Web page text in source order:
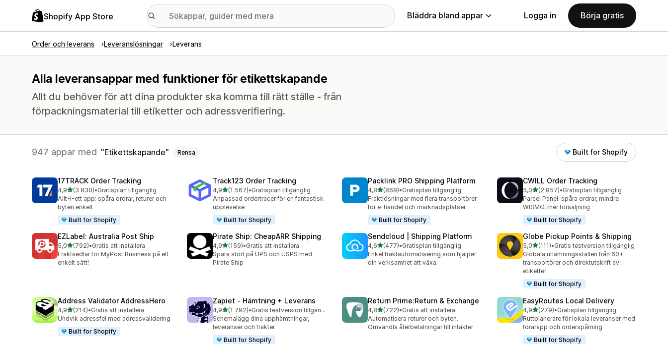
Shopify App Store Bläddra bland appar Logga in Börja gratis
Order och leverans Leveranslösningar Leverans
Alla leveransappar med funktioner för etikettskapande
Allt du behöver för att dina produkter ska komma till rätt ställe - från
förpackningsmaterial till etiketter och adressverifiering.
947 appar med Etikettskapande Rensa Built for Shopify
17TRACK Order Tracking
4,9av 5 stjärnor
(3 830)
3830 recensioner totalt
•Gratisplan tillgänglig
Allt-i-ett app: spåra ordrar, returer och
byten enkelt
Built for Shopify
Track123 Order Tracking
4,9av 5 stjärnor
(1 567)
1567 recensioner totalt
•Gratisplan tillgänglig
Anpassad ordertracer för en fantastisk
upplevelse
Built for Shopify
Packlink PRO Shipping Platform
4,8av 5 stjärnor
(868)
868 recensioner totalt
•Gratisplan tillgänglig
Fraktlösningar med flera transportörer
för e-handel och marknadsplatser
Built for Shopify
CWILL Order Tracking
5,0av 5 stjärnor
(2 857)
2857 recensioner totalt
•Gratisplan tillgänglig
Parcel Panel: spåra ordrar, mindre
WISMO, mer försäljning
Built for Shopify
EZLabel: Australia Post Ship
5,0av 5 stjärnor
(792)
792 recensioner totalt
•Gratis att installera
Fraktsedlar för MyPost Business på ett
enkelt sätt!
Pirate Ship: CheapARR Shipping
4,9av 5 stjärnor
(159)
159 recensioner totalt
•Gratis att installera
Spara stort på UPS och USPS med
Pirate Ship
Sendcloud | Shipping Platform
4,6av 5 stjärnor
(477)
477 recensioner totalt
•Gratisplan tillgänglig
Enkel fraktautomatisering som hjälper
din verksamhet att växa.
Globe Pickup Points & Shipping
5,0av 5 stjärnor
(111)
111 recensioner totalt
•Gratis testversion tillgänglig
Globala utlämningsställen från 60+
transportörer och direktutskrift av
etiketter
Built for Shopify
Address Validator AddressHero
4,9av 5 stjärnor
(214)
214 recensioner totalt
•Gratis att installera
Undvik adressfel med adressvalidering
Built for Shopify
Zapiet ‑ Hämtning + Leverans
4,9av 5 stjärnor
(1 792)
1792 recensioner totalt
•
Gratis testversion tillgänglig
Schemalägg dina upphämtningar,
leveranser och frakter
Built for Shopify
Return Prime:Return & Exchange
4,8av 5 stjärnor
(722)
722 recensioner totalt
•Gratis att installera
Automatisera returer och byten.
Omvandla återbetalningar till intäkter
EasyRoutes Local Delivery
4,9av 5 stjärnor
(279)
279 recensioner totalt
•Gratisplan tillgänglig
Ruttplanerare för lokala leveranser med
förarapp och orderspårning
Built for Shopify